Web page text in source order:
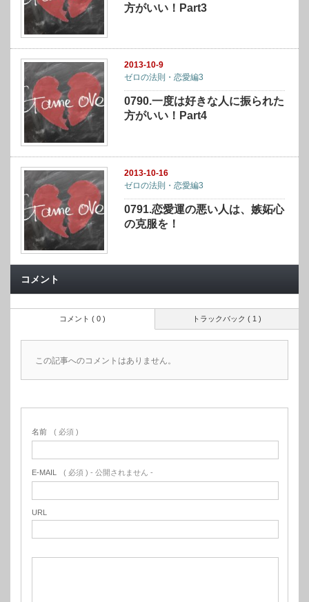
方がいい！Part3
2013-10-9
ゼロの法則・恋愛編3
0790.一度は好きな人に振られた
方がいい！Part4
2013-10-16
ゼロの法則・恋愛編3
0791.恋愛運の悪い人は、嫉妬心
の克服を！
コメント
トラックバック ( 1 )
コメント ( 0 )
この記事へのコメントはありません。
名前 ( 必須 )
E-MAIL ( 必須 ) - 公開されません -
URL